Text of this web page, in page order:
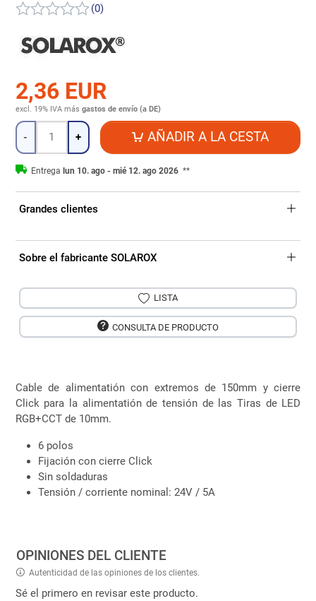
(0)
2,36 EUR
excl. 19% IVA más gastos de envío (a DE)
Cantidad
- + AÑADIR A LA CESTA
Entrega lun 10. ago - mié 12. ago 2026 **
Grandes clientes
Sobre el fabricante SOLAROX
LISTA
CONSULTA DE PRODUCTO
Cable de alimentatión con extremos de 150mm y cierre
Click para la alimentatión de tensión de las Tiras de LED
RGB+CCT de 10mm.
6 polos
Fijación con cierre Click
Sin soldaduras
Tensión / corriente nominal: 24V / 5A
OPINIONES DEL CLIENTE
Autenticidad de las opiniones de los clientes.
Sé el primero en revisar este producto.